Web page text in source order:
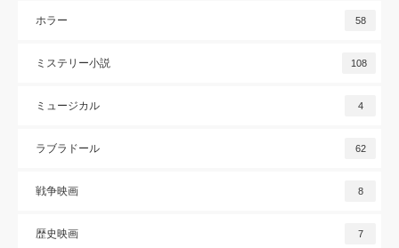
ホラー 58
ミステリー小説 108
ミュージカル 4
ラブラドール 62
戦争映画 8
歴史映画 7